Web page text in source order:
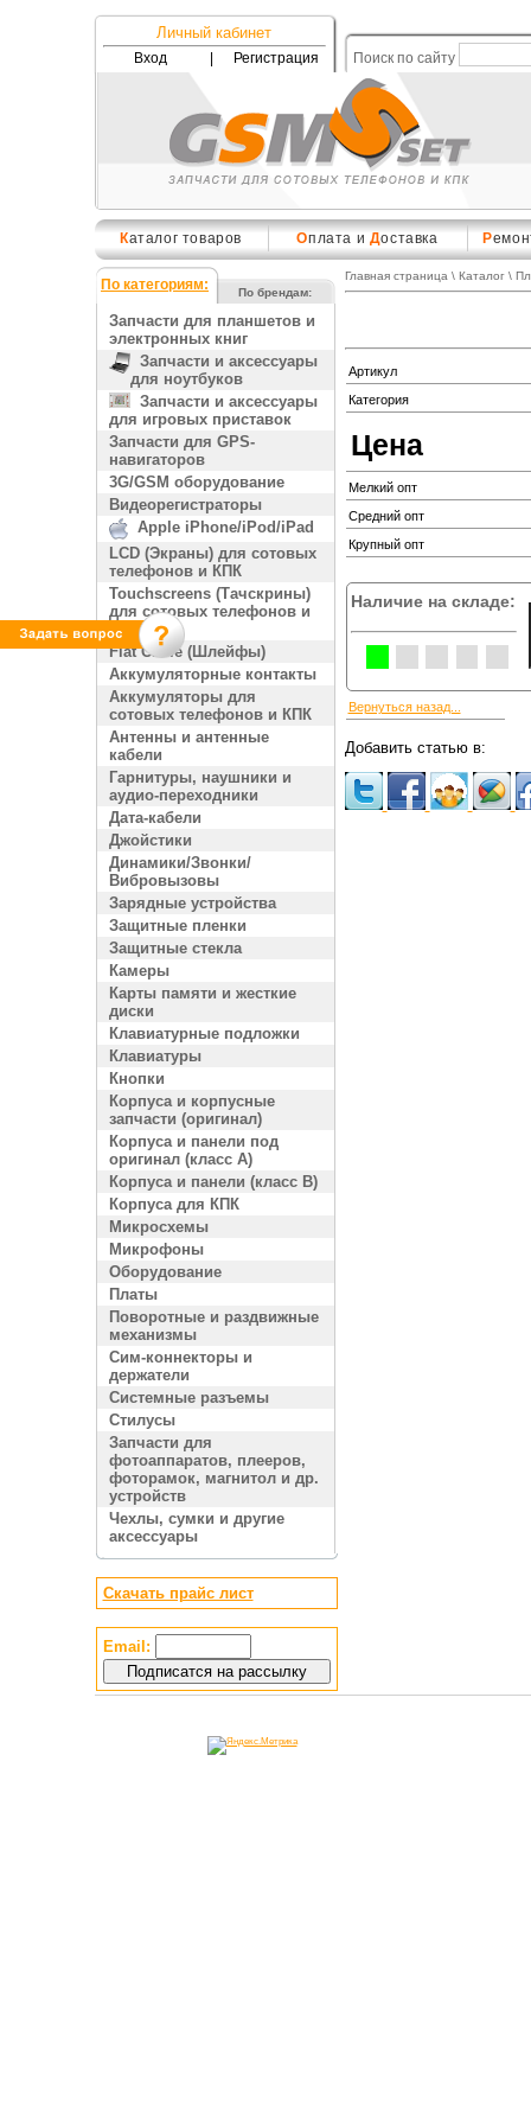
Личный кабинет
Вход Регистрация Поиск по сайту
Каталог товаров Оплата и Доставка Р
По категориям: По брендам:
Запчасти для планшетов и
электронных книг
Запчасти и аксессуары
для ноутбуков
Запчасти и аксессуары
для игровых приставок
Запчасти для GPS-
навигаторов
3G/GSM оборудование
Видеорегистраторы
Apple iPhone/iPod/iPad
LCD (Экраны) для сотовых
телефонов и КПК
Touchscreens (Тачскрины)
для сотовых телефонов и
КПК
Flat Cable (Шлейфы)
Аккумуляторные контакты
Аккумуляторы для
сотовых телефонов и КПК
Антенны и антенные
кабели
Гарнитуры, наушники и
аудио-переходники
Дата-кабели
Джойстики
Динамики/Звонки/
Вибровызовы
Зарядные устройства
Защитные пленки
Защитные стекла
Камеры
Карты памяти и жесткие
диски
Клавиатурные подложки
Клавиатуры
Кнопки
Корпуса и корпусные
запчасти (оригинал)
Корпуса и панели под
оригинал (класс A)
Корпуса и панели (класс B)
Корпуса для КПК
Микросхемы
Микрофоны
Оборудование
Платы
Поворотные и раздвижные
механизмы
Сим-коннекторы и
держатели
Системные разъемы
Стилусы
Запчасти для
фотоаппаратов, плееров,
фоторамок, магнитол и др.
устройств
Чехлы, сумки и другие
аксессуары
Скачать прайс лист
Email:
Главная страница \ Каталог\
Артикул
Категория
Цена
Мелкий опт
Средний опт
Крупный опт
Наличие на складе:
Вернуться назад...
Добавить статью в: